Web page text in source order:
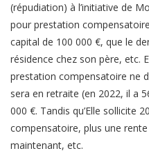
(répudiation) à l’initiative de
pour prestation
capital de 100 000 €, que le
résidence chez son père, etc.
prestation compensatoire ne
sera en retraite (en 2022, il a
000 €. Tandis qu’Elle sollicite
compensatoire, plus une
maintenant, etc.